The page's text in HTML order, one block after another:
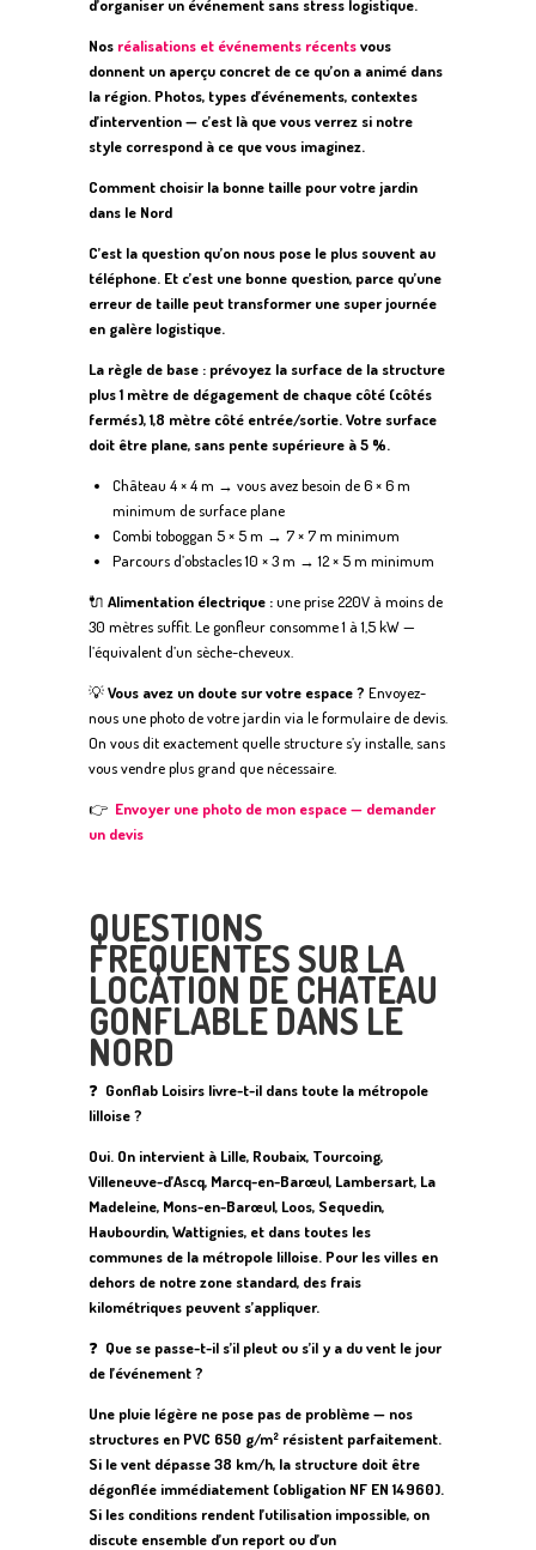
d’organiser un événement sans stress logistique.
Nos réalisations et événements récentsvous
donnent un aperçu concret de ce qu’on a animé dans
la région. Photos, types d’événements, contextes
d’intervention — c’est là que vous verrez si notre
style correspond à ce que vous imaginez.
Comment choisir la bonne taille pour votre jardin
dans le Nord
C’est la question qu’on nous pose le plus souvent au
téléphone. Et c’est une bonne question, parce qu’une
erreur de taille peut transformer une super journée
en galère logistique.
La règle de base : prévoyez la surface de la structure
plus 1 mètre de dégagement de chaque côté (côtés
fermés), 1,8 mètre côté entrée/sortie. Votre surface
doit être plane, sans pente supérieure à 5 %.
Château 4 × 4 m → vous avez besoin de 6 × 6 m
minimum de surface plane
Combi toboggan 5 × 5 m → 7 × 7 m minimum
Parcours d’obstacles 10 × 3 m → 12 × 5 m minimum
🔌 Alimentation électrique :une prise 220V à moins de
30 mètres suffit. Le gonfleur consomme 1 à 1,5 kW —
l’équivalent d’un sèche-cheveux.
💡Vous avez un doute sur votre espace ? Envoyez-
nous une photo de votre jardin via le formulaire de devis.
On vous dit exactement quelle structure s’y installe, sans
vous vendre plus grand que nécessaire.
👉 Envoyer une photo de mon espace — demander
un devis
QUESTIONS
FRÉQUENTES SUR LA
LOCATION DE CHÂTEAU
GONFLABLE DANS LE
NORD
❓ Gonflab Loisirs livre-t-il dans toute la métropole
lilloise ?
Oui. On intervient à Lille, Roubaix, Tourcoing,
Villeneuve-d’Ascq, Marcq-en-Barœul, Lambersart, La
Madeleine, Mons-en-Barœul, Loos, Sequedin,
Haubourdin, Wattignies, et dans toutes les
communes de la métropole lilloise. Pour les villes en
dehors de notre zone standard, des frais
kilométriques peuvent s’appliquer.
❓ Que se passe-t-il s’il pleut ou s’il y a du vent le jour
de l’événement ?
Une pluie légère ne pose pas de problème — nos
structures en PVC 650 g/m² résistent parfaitement.
Si le vent dépasse 38 km/h, la structure doit être
dégonflée immédiatement (obligation NF EN 14960).
Si les conditions rendent l’utilisation impossible, on
discute ensemble d’un report ou d’un